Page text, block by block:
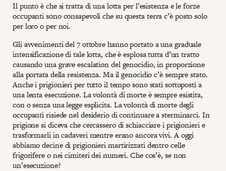
Il punto è che si tratta di una lotta per l’esistenza e le forze
occupanti sono consapevoli che su questa terra c’è posto solo
per loro o per noi.
Gli avvenimenti del 7 ottobre hanno portato a una graduale
intensificazione di tale lotta, che è esplosa tutta d’un tratto
causando una grave escalation del genocidio, in proporzione
alla portata della resistenza. Ma il genocidio c’è sempre stato.
Anche i prigionieri per tutto il tempo sono stati sottoposti a
una lenta esecuzione. La volontà di morte è sempre esistita,
con o senza una legge esplicita. La volontà di morte degli
occupanti risiede nel desiderio di continuare a sterminarci. In
prigione si diceva che cercassero di schiacciare i prigionieri e
trasformarli in cadaveri mentre erano ancora vivi. A oggi
abbiamo decine di prigionieri martirizzati dentro celle
frigorifere o nei cimiteri dei numeri. Che cos’è, se non
un’esecuzione?